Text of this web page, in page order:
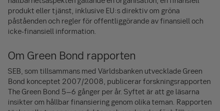
produkt eller tjänst, inklusive EU:s direktiv om gröna
påståenden och regler för offentliggörande av finansiell och
icke-finansiell information.
Om Green Bond rapporten
SEB, som tillsammans med Världsbanken utvecklade Green
Bond konceptet 2007/2008, publicerar forskningsrapporten
The Green Bond 5–6 gånger per år. Syftet är att ge läsarna
insikter om hållbar finansiering genom olika teman. Rapporten